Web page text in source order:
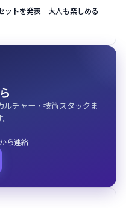
ットを発表 大人も楽しめる
ルチャー・技術スタックま
ら連絡